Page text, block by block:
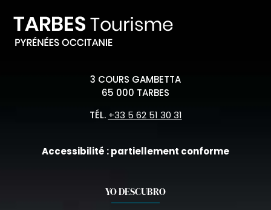
3 COURS GAMBETTA
65 000 TARBES
TÉL. +33 5 62 51 30 31
Accessibilité : partiellement conforme
YO DESCUBRO